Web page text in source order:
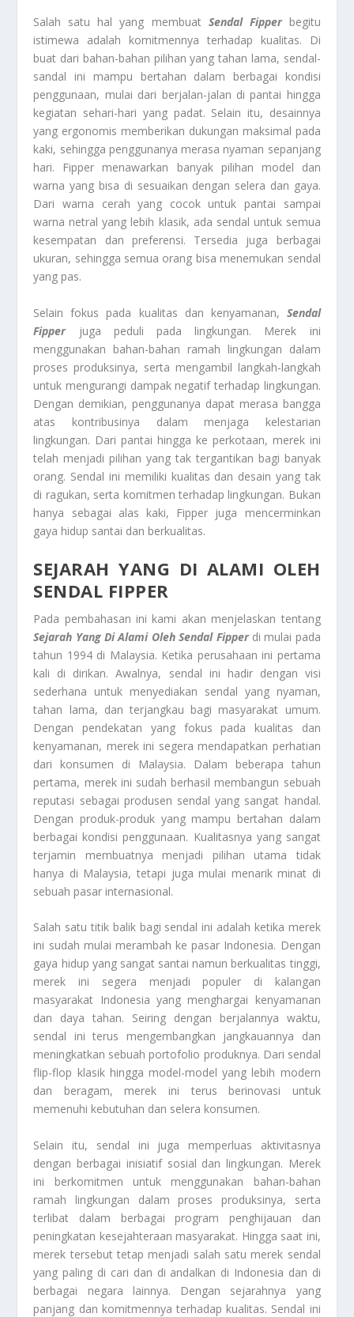
Salah satu hal yang membuat Sendal Fipperbegitu
istimewa adalah komitmennya terhadap kualitas. Di
buat dari bahan-bahan pilihan yang tahan lama, sendal-
sandal ini mampu bertahan dalam berbagai kondisi
penggunaan, mulai dari berjalan-jalan di pantai hingga
kegiatan sehari-hari yang padat. Selain itu, desainnya
yang ergonomis memberikan dukungan maksimal pada
kaki, sehingga penggunanya merasa nyaman sepanjang
hari. Fipper menawarkan banyak pilihan model dan
warna yang bisa di sesuaikan dengan selera dan gaya.
Dari warna cerah yang cocok untuk pantai sampai
warna netral yang lebih klasik, ada sendal untuk semua
kesempatan dan preferensi. Tersedia juga berbagai
ukuran, sehingga semua orang bisa menemukan sendal
yang pas.
Selain fokus pada kualitas dan kenyamanan, Sendal
Fipperjuga peduli pada lingkungan. Merek ini
menggunakan bahan-bahan ramah lingkungan dalam
proses produksinya, serta mengambil langkah-langkah
untuk mengurangi dampak negatif terhadap lingkungan.
Dengan demikian, penggunanya dapat merasa bangga
atas kontribusinya dalam menjaga kelestarian
lingkungan. Dari pantai hingga ke perkotaan, merek ini
telah menjadi pilihan yang tak tergantikan bagi banyak
orang. Sendal ini memiliki kualitas dan desain yang tak
di ragukan, serta komitmen terhadap lingkungan. Bukan
hanya sebagai alas kaki, Fipper juga mencerminkan
gaya hidup santai dan berkualitas.
SEJARAH YANG DI ALAMI OLEH
SENDAL FIPPER
Pada pembahasan ini kami akan menjelaskan tentang
Sejarah Yang Di Alami Oleh Sendal Fipperdi mulai pada
tahun 1994 di Malaysia. Ketika perusahaan ini pertama
kali di dirikan. Awalnya, sendal ini hadir dengan visi
sederhana untuk menyediakan sendal yang nyaman,
tahan lama, dan terjangkau bagi masyarakat umum.
Dengan pendekatan yang fokus pada kualitas dan
kenyamanan, merek ini segera mendapatkan perhatian
dari konsumen di Malaysia. Dalam beberapa tahun
pertama, merek ini sudah berhasil membangun sebuah
reputasi sebagai produsen sendal yang sangat handal.
Dengan produk-produk yang mampu bertahan dalam
berbagai kondisi penggunaan. Kualitasnya yang sangat
terjamin membuatnya menjadi pilihan utama tidak
hanya di Malaysia, tetapi juga mulai menarik minat di
sebuah pasar internasional.
Salah satu titik balik bagi sendal ini adalah ketika merek
ini sudah mulai merambah ke pasar Indonesia. Dengan
gaya hidup yang sangat santai namun berkualitas tinggi,
merek ini segera menjadi populer di kalangan
masyarakat Indonesia yang menghargai kenyamanan
dan daya tahan. Seiring dengan berjalannya waktu,
sendal ini terus mengembangkan jangkauannya dan
meningkatkan sebuah portofolio produknya. Dari sendal
flip-flop klasik hingga model-model yang lebih modern
dan beragam, merek ini terus berinovasi untuk
memenuhi kebutuhan dan selera konsumen.
Selain itu, sendal ini juga memperluas aktivitasnya
dengan berbagai inisiatif sosial dan lingkungan. Merek
ini berkomitmen untuk menggunakan bahan-bahan
ramah lingkungan dalam proses produksinya, serta
terlibat dalam berbagai program penghijauan dan
peningkatan kesejahteraan masyarakat. Hingga saat ini,
merek tersebut tetap menjadi salah satu merek sendal
yang paling di cari dan di andalkan di Indonesia dan di
berbagai negara lainnya. Dengan sejarahnya yang
panjang dan komitmennya terhadap kualitas. Sendal ini